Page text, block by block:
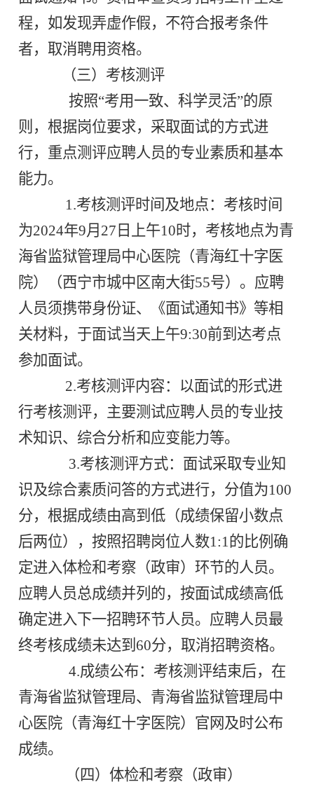
程，如发现弄虚作假，不符合报考条件
者，取消聘用资格。
（三）考核测评
按照“考用一致、科学灵活”的原
则，根据岗位要求，采取面试的方式进
行，重点测评应聘人员的专业素质和基本
能力。
1.考核测评时间及地点：考核时间
为2024年9月27日上午10时，考核地点为青
海省监狱管理局中心医院（青海红十字医
院）（西宁市城中区南大街55号）。应聘
人员须携带身份证、《面试通知书》等相
关材料，于面试当天上午9:30前到达考点
参加面试。
2.考核测评内容：以面试的形式进
行考核测评，主要测试应聘人员的专业技
术知识、综合分析和应变能力等。
3.考核测评方式：面试采取专业知
识及综合素质问答的方式进行，分值为100
分，根据成绩由高到低（成绩保留小数点
后两位），按照招聘岗位人数1:1的比例确
定进入体检和考察（政审）环节的人员。
应聘人员总成绩并列的，按面试成绩高低
确定进入下一招聘环节人员。应聘人员最
终考核成绩未达到60分，取消招聘资格。
4.成绩公布：考核测评结束后，在
青海省监狱管理局、青海省监狱管理局中
心医院（青海红十字医院）官网及时公布
成绩。
（四）体检和考察（政审）